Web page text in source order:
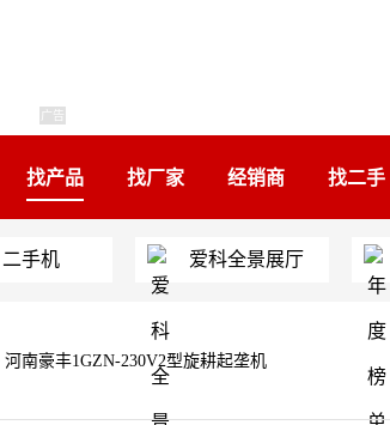
广告
找产品 找厂家 经销商 找二手
二手机 爱科全景展厅
河南豪丰1GZN-230V2型旋耕起垄机